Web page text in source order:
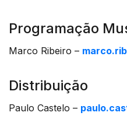
Programação
Marco Ribeiro –
Distribuição
Paulo Castelo –